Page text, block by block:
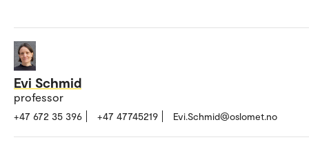
Evi Schmid
professor
+47 672 35 396 +47 47745219 Evi.Schmid@oslomet.no